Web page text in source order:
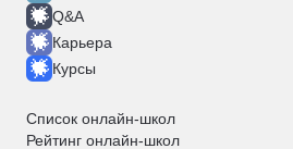
Q&A
Карьера
Курсы
Список онлайн-школ
Рейтинг онлайн-школ